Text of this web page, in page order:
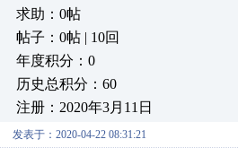
求助：0帖
帖子：0帖 | 10回
年度积分：0
历史总积分：60
注册：2020年3月11日
发表于：2020-04-22 08:31:21